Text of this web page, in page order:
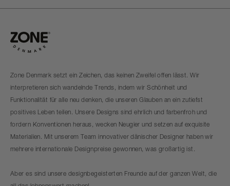
Zone Denmark setzt ein Zeichen, das keinen Zweifel offen lässt. Wir
interpretieren sich wandelnde Trends, indem wir Schönheit und
Funktionalität für alle neu denken, die unseren Glauben an ein zutiefst
positives Leben teilen. Unsere Designs sind ehrlich und farbenfroh und
fordern Konventionen heraus, wecken Neugier und setzen auf exquisite
Materialien. Mit unserem Team innovativer dänischer Designer haben wir
mehrere internationale Designpreise gewonnen, was großartig ist.
Aber es sind unsere designbegeisterten Freunde auf der ganzen Welt, die